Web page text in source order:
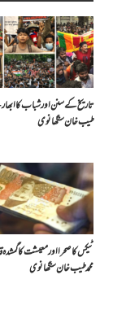
تاریخ کے سنن اور شباب کا ابھار
طیب خان سنگھانوی
ٹیکس کا صحرا اور معیشت کا گمشدہ
محمد طیب خان سنگھانوی